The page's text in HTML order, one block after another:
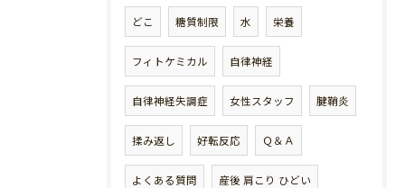
どこ 糖質制限 水 栄養
フィトケミカル 自律神経
自律神経失調症 女性スタッフ 腱鞘炎
揉み返し 好転反応 Ｑ＆Ａ
よくある質問 産後 肩こり ひどい